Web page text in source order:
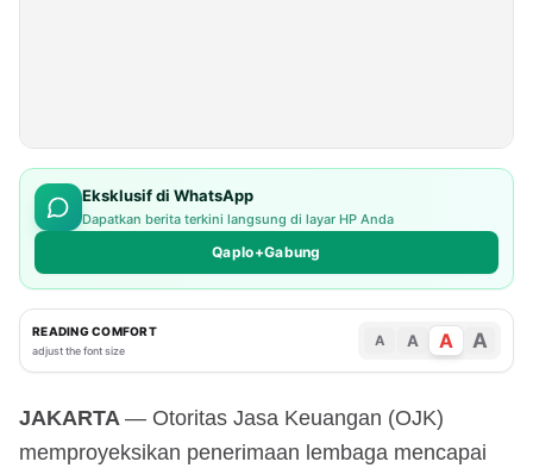
Eksklusif di WhatsApp
Dapatkan berita terkini langsung di layar HP Anda
Qaplo+Gabung
READING COMFORT
adjust the font size
A A A A
JAKARTA — Otoritas Jasa Keuangan (OJK)
memproyeksikan penerimaan lembaga mencapai